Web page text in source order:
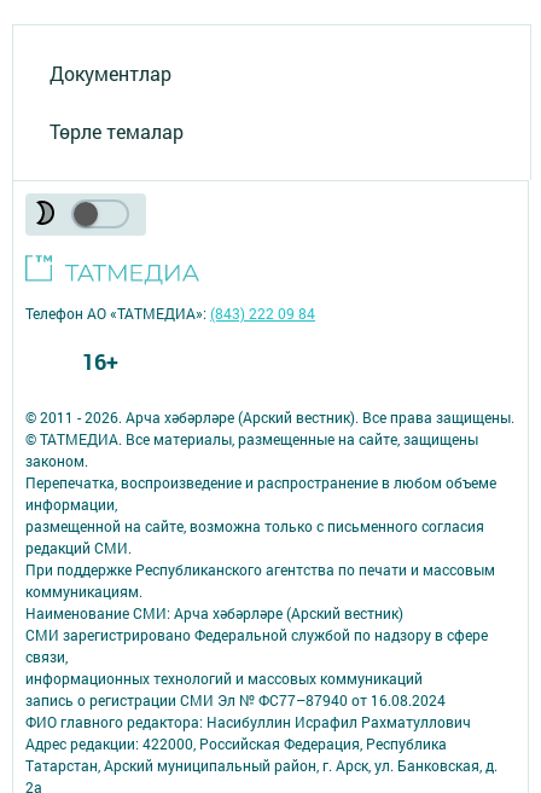
Документлар
Төрле темалар
© 2011 - 2026. Арча хәбәрләре (Арский вестник). Все права защищены.
© ТАТМЕДИА. Все материалы, размещенные на сайте, защищены
законом.
Перепечатка, воспроизведение и распространение в любом объеме
информации,
размещенной на сайте, возможна только с письменного согласия
редакций СМИ.
При поддержке Республиканского агентства по печати и массовым
коммуникациям.
Наименование СМИ: Арча хәбәрләре (Арский вестник)
СМИ зарегистрировано Федеральной службой по надзору в сфере
связи,
информационных технологий и массовых коммуникаций
запись о регистрации СМИ Эл № ФС77–87940 от 16.08.2024
ФИО главного редактора: Насибуллин Исрафил Рахматуллович
Адрес редакции: 422000, Российская Федерация, Республика
Татарстан, Арский муниципальный район, г. Арск, ул. Банковская, д.
2а
Телефон АО «ТАТМЕДИА»:(843) 222 09 84
16+